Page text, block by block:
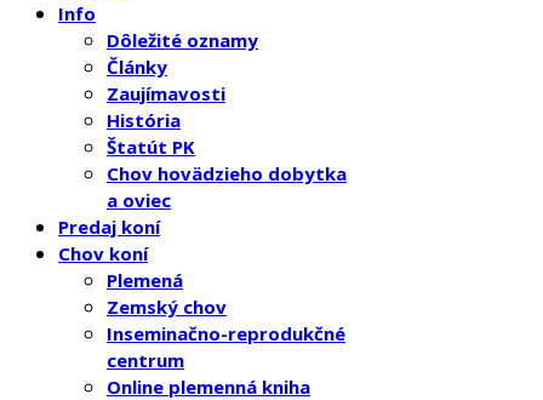
Info
Dôležité oznamy
Články
Zaujímavosti
História
Štatút PK
Chov hovädzieho dobytka
a oviec
Predaj koní
Chov koní
Plemená
Zemský chov
Inseminačno-reprodukčné
centrum
Online plemenná kniha